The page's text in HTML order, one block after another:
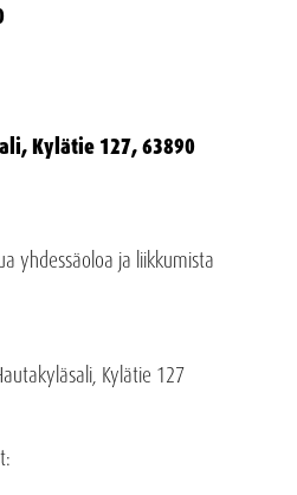
Kylätie 127, 63890
yhdessäoloa ja liikkumista
Kylätie 127